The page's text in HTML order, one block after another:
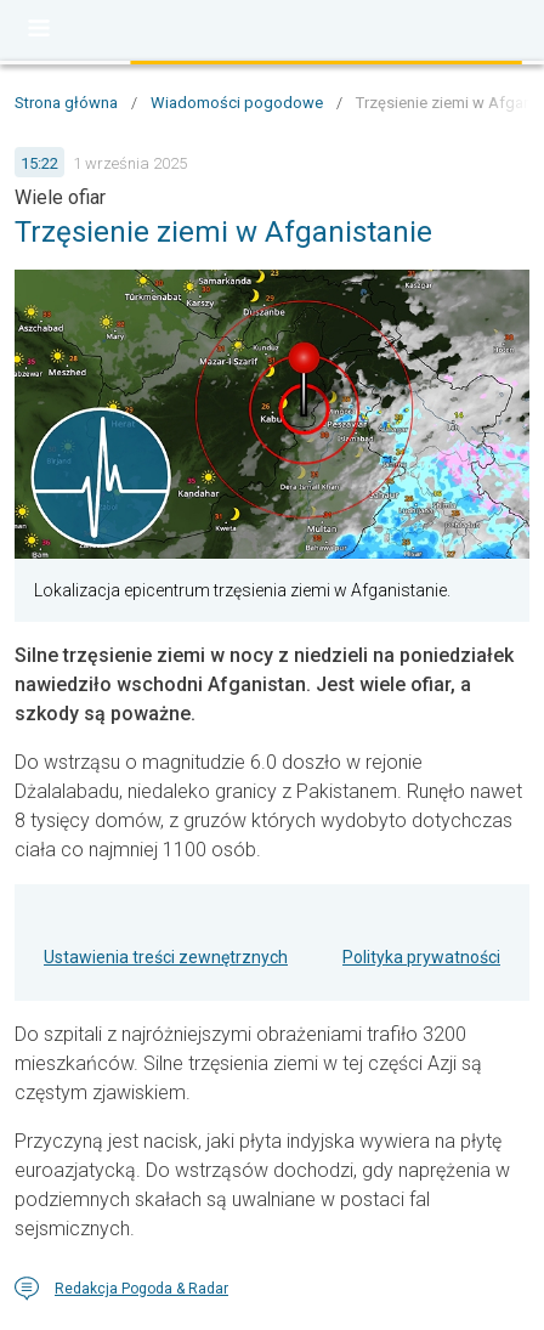
Strona główna / Wiadomości pogodowe / Trzęsienie ziemi w
15:22 1 września 2025
Wiele ofiar
Trzęsienie ziemi w Afganistanie
Lokalizacja epicentrum trzęsienia ziemi w Afganistanie.
Silne trzęsienie ziemi w nocy z niedzieli na poniedziałek
nawiedziło wschodni Afganistan. Jest wiele ofiar, a
szkody są poważne.
Do wstrząsu o magnitudzie 6.0 doszło w rejonie
Dżalalabadu, niedaleko granicy z Pakistanem. Runęło nawet
8 tysięcy domów, z gruzów których wydobyto dotychczas
ciała co najmniej 1100 osób.
Ustawienia treści zewnętrznych Polityka prywatności
Do szpitali z najróżniejszymi obrażeniami trafiło 3200
mieszkańców. Silne trzęsienia ziemi w tej części Azji są
częstym zjawiskiem.
Przyczyną jest nacisk, jaki płyta indyjska wywiera na płytę
euroazjatycką. Do wstrząsów dochodzi, gdy naprężenia w
podziemnych skałach są uwalniane w postaci fal
sejsmicznych.
Redakcja Pogoda & Radar